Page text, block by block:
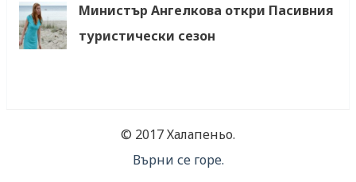
Министър Ангелкова откри Пасивния
туристически сезон
© 2017 Халапеньо.
Върни се горе.